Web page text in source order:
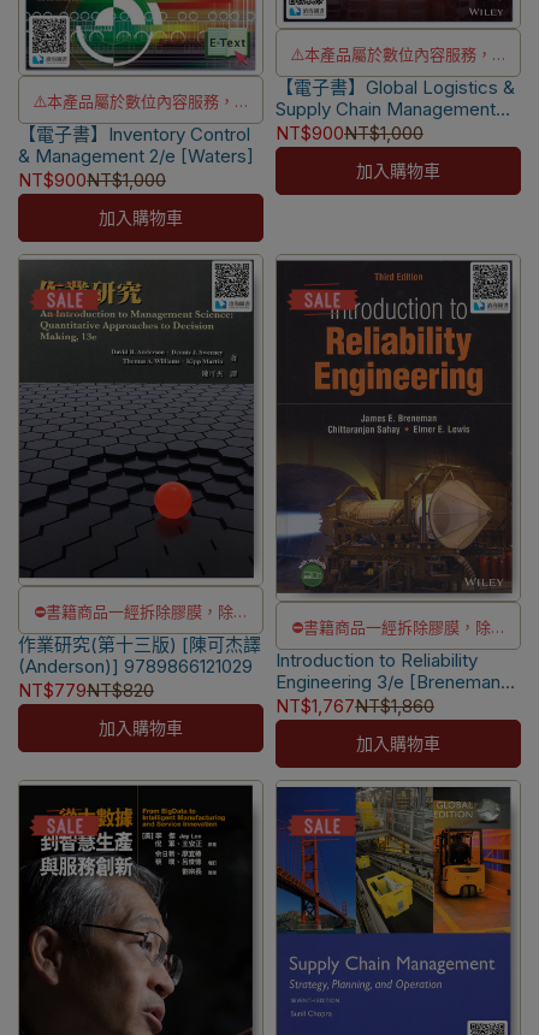
⚠️本產品屬於數位內容服務，一
經購買不提供退貨與退款
⚠️電子書產品僅限台灣境內使
用，海外IP無法註冊成功
【電子書】Inventory Control
& Management 2/e [Waters]
NT$900NT$1,000
加入購物車
⚠️本產品屬於數位內容服務，一
經購買不提供退貨與退款
⚠️電子書產品僅限台灣境內使
用，海外IP無法註冊成功
【電子書】Global Logistics &
Supply Chain Management
4/e [Mangan]
NT$900NT$1,000
加入購物車
⛔書籍商品一經拆除膠膜，除非
瑕疵換書不提供退貨與退款
✅訂購數量5本以上另有優惠，請
洽LINE客服訂購
作業研究(第十三版) [陳可杰譯
(Anderson)] 9789866121029
NT$779NT$820
加入購物車
⛔書籍商品一經拆除膠膜，除非
瑕疵換書不提供退貨與退款
✅訂購數量5本以上另有優惠，請
洽LINE客服訂購
本書另售【電子書】
Introduction to Reliability
Engineering 3/e [Breneman]
9781119640561
NT$1,767NT$1,860
加入購物車